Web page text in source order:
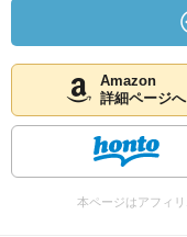
Amazon
詳細ページへ
本ページはアフィ